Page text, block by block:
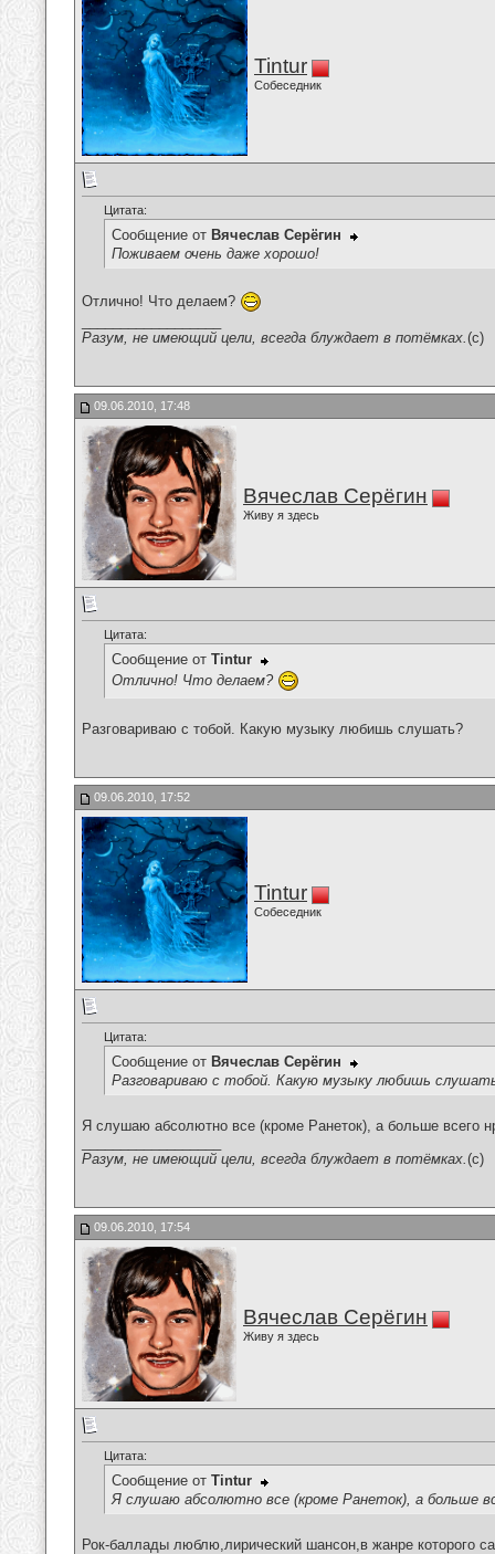
Tintur
Собеседник
Цитата:
Сообщение от Вячеслав Серёгин
Поживаем очень даже хорошо!
Отлично! Что делаем?
Разум, не имеющий цели, всегда блуждает в потёмках.(c)
09.06.2010, 17:48
Вячеслав Серёгин
Живу я здесь
Цитата:
Сообщение от Tintur
Отлично! Что делаем?
Разговариваю с тобой. Какую музыку любишь слушать?
09.06.2010, 17:52
Tintur
Собеседник
Цитата:
Сообщение от Вячеслав Серёгин
Разговариваю с тобой. Какую музыку любишь
Я слушаю абсолютно все (кроме Ранеток), а больше всего
Разум, не имеющий цели, всегда блуждает в потёмках.(c)
09.06.2010, 17:54
Вячеслав Серёгин
Живу я здесь
Цитата:
Сообщение от Tintur
Я слушаю абсолютно все (кроме Ранеток), а больше
Рок-баллады люблю,лирический шансон,в жанре которого